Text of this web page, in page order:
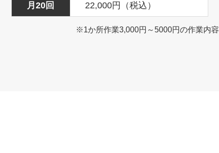
月20回 22,000円（税込）
※1か所作業3,000円～5000円の作業内容